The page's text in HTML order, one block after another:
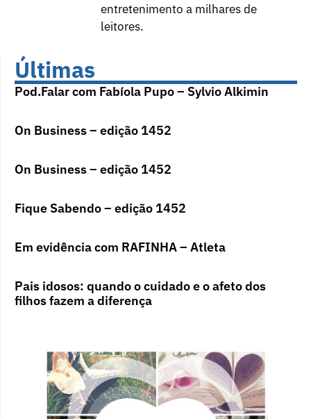
entretenimento a milhares de
leitores.
Últimas
Pod.Falar com Fabíola Pupo – Sylvio Alkimin
On Business – edição 1452
On Business – edição 1452
Fique Sabendo – edição 1452
Em evidência com RAFINHA – Atleta
Pais idosos: quando o cuidado e o afeto dos
filhos fazem a diferença